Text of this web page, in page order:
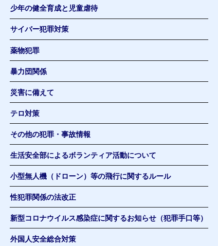
少年の健全育成と児童虐待
サイバー犯罪対策
薬物犯罪
暴力団関係
災害に備えて
テロ対策
その他の犯罪・事故情報
生活安全部によるボランティア活動について
小型無人機（ドローン）等の飛行に関するルール
性犯罪関係の法改正
新型コロナウイルス感染症に関するお知らせ（犯罪手口等）
外国人安全総合対策